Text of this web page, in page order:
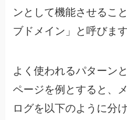
ンとして機能させるこ
ブドメイン」と呼びます
よく使われるパターン
ページを例とすると、
ログを以下のように分